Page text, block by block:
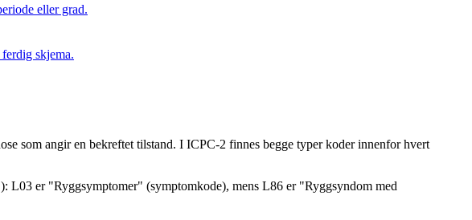
eller grad.
skjema.
som angir en bekreftet tilstand. I ICPC-2 finnes begge typer koder innenfor hvert
L03 er "Ryggsymptomer" (symptomkode), mens L86 er "Ryggsyndom med